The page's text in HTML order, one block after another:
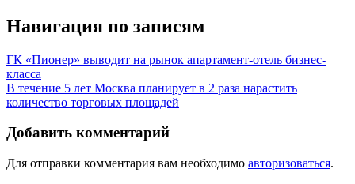
Навигация по записям
ГК «Пионер» выводит на рынок апартамент-отель бизнес-
класса
В течение 5 лет Москва планирует в 2 раза нарастить
количество торговых площадей
Добавить комментарий
Для отправки комментария вам необходимо авторизоваться.